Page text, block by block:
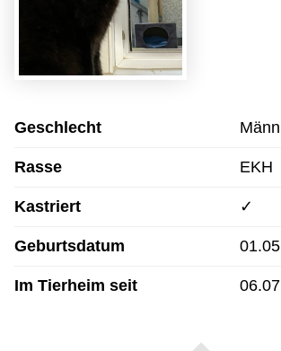
Geschlecht
Rasse EKH
Kastriert ✓
Geburtsdatum
Im Tierheim seit